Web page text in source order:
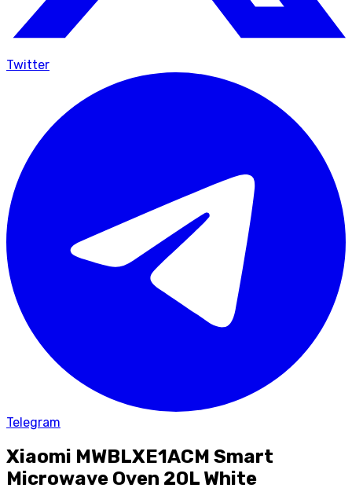
Twitter
Telegram
Xiaomi MWBLXE1ACM Smart
Microwave Oven 20L White